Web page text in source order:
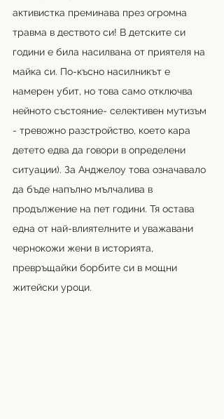
активистка преминава през огромна
травма в деството си! В детските си
години е била насилвана от приятеля на
майка си. По-късно насилникът е
намерен убит, но това само отключва
нейното състояние- селективен мутизъм
- тревожно разстройство, което кара
детето едва да говори в определени
ситуации). За Анджелоу това означавало
да бъде напълно мълчалива в
продължение на пет години. Тя остава
една от най-влиятелните и уважавани
чернокожи жени в историята,
превръщайки борбите си в мощни
житейски уроци.